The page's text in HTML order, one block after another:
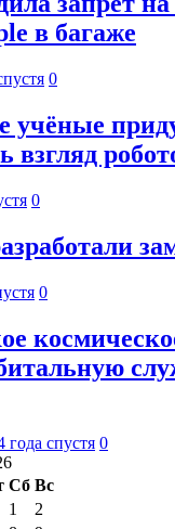
в багаже
0
учёные
взгляд
0
0
года спустя 0
Сб Вс
1
2